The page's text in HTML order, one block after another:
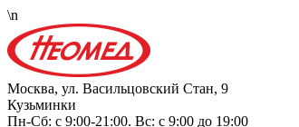
\n
Москва, ул. Васильцовский Стан, 9
Кузьминки
Пн-Сб: с 9:00-21:00. Вс: с 9:00 до 19:00